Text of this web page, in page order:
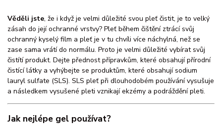
Věděli jste, že i když je velmi důležité svou pleť čistit, je to velký
zásah do její ochranné vrstvy? Pleť během čištění ztrácí svůj
ochranný kyselý film a pleť je v tu chvíli více náchylná, než se
zase sama vrátí do normálu. Proto je velmi důležité vybírat svůj
čistítí produkt. Dejte přednost přípravkům, které obsahují přírodní
čistící látky a vyhýbejte se produktům, které obsahují sodium
lauryl sulfate (SLS). SLS pleť při dlouhodobém používání vysušuje
a následkem vysušené pleti vznikají ekzémy a podráždění pleti.
Jak nejlépe gel používat?